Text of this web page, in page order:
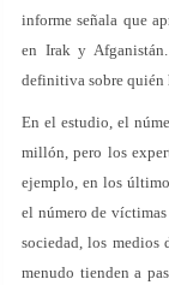
informe señala que
en Irak y
definitiva sobre quién
En el estudio, el
millón, pero los
ejemplo, en los
el número de
sociedad, los medios
menudo tienden a